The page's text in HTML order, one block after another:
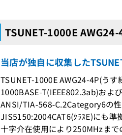
TSUNET-1000E
当店が独自に収集した
TSUNET-1000E AWG24-4P(う
1000BASE-T(IEEE802.3ab)およ
ANSI/TIA-568-C.2Category6の
JIS5150:2004CAT6(ｸﾗｽE)にも準
十字介在使用により250MHzま